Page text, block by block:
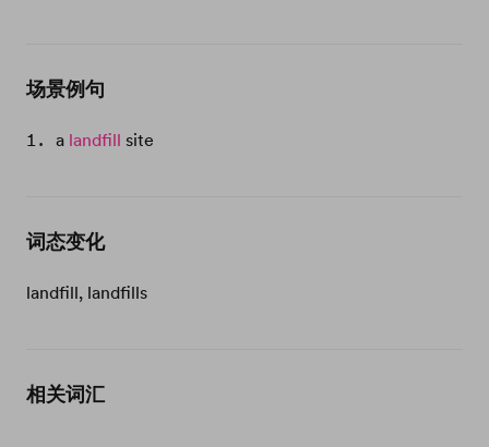
场景例句
a landfill site
词态变化
landfill, landfills
相关词汇